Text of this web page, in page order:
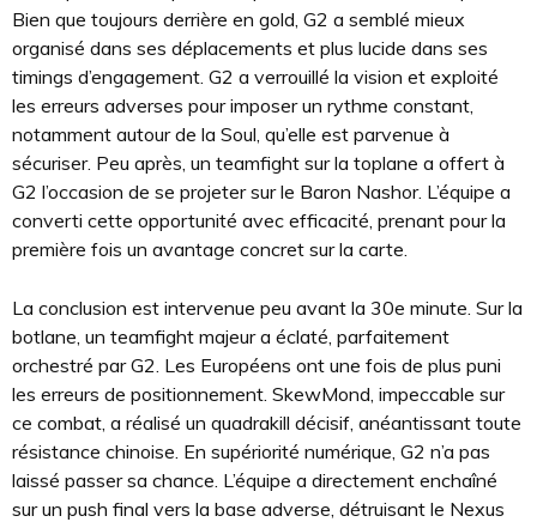
Bien que toujours derrière en gold, G2 a semblé mieux
organisé dans ses déplacements et plus lucide dans ses
timings d’engagement. G2 a verrouillé la vision et exploité
les erreurs adverses pour imposer un rythme constant,
notamment autour de la Soul, qu’elle est parvenue à
sécuriser. Peu après, un teamfight sur la toplane a offert à
G2 l’occasion de se projeter sur le Baron Nashor. L’équipe a
converti cette opportunité avec efficacité, prenant pour la
première fois un avantage concret sur la carte.
La conclusion est intervenue peu avant la 30e minute. Sur la
botlane, un teamfight majeur a éclaté, parfaitement
orchestré par G2. Les Européens ont une fois de plus puni
les erreurs de positionnement. SkewMond, impeccable sur
ce combat, a réalisé un quadrakill décisif, anéantissant toute
résistance chinoise. En supériorité numérique, G2 n’a pas
laissé passer sa chance. L’équipe a directement enchaîné
sur un push final vers la base adverse, détruisant le Nexus